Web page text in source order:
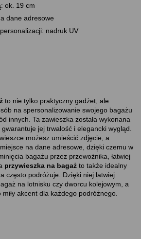
ok. 19 cm
dane adresowe
nadruk UV
to nie tylko praktyczny gadżet, ale
na spersonalizowanie swojego bagażu
innych. Ta zawieszka została wykonana
jej trwałość i elegancki wygląd.
możesz umieścić zdjęcie, a
na dane adresowe, dzięki czemu w
bagażu przez przewoźnika, łatwiej
przywieszka na bagaż to także idealny
często podróżuje. Dzięki niej łatwiej
na lotnisku czy dworcu kolejowym, a
akcent dla każdego podróżnego.